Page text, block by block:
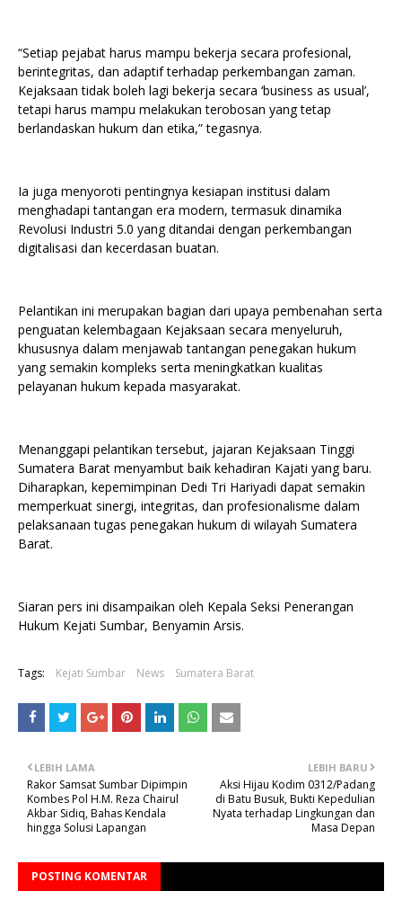
“Setiap pejabat harus mampu bekerja secara profesional,
berintegritas, dan adaptif terhadap perkembangan zaman.
Kejaksaan tidak boleh lagi bekerja secara ‘business as usual’,
tetapi harus mampu melakukan terobosan yang tetap
berlandaskan hukum dan etika,” tegasnya.
Ia juga menyoroti pentingnya kesiapan institusi dalam
menghadapi tantangan era modern, termasuk dinamika
Revolusi Industri 5.0 yang ditandai dengan perkembangan
digitalisasi dan kecerdasan buatan.
Pelantikan ini merupakan bagian dari upaya pembenahan serta
penguatan kelembagaan Kejaksaan secara menyeluruh,
khususnya dalam menjawab tantangan penegakan hukum
yang semakin kompleks serta meningkatkan kualitas
pelayanan hukum kepada masyarakat.
Menanggapi pelantikan tersebut, jajaran Kejaksaan Tinggi
Sumatera Barat menyambut baik kehadiran Kajati yang baru.
Diharapkan, kepemimpinan Dedi Tri Hariyadi dapat semakin
memperkuat sinergi, integritas, dan profesionalisme dalam
pelaksanaan tugas penegakan hukum di wilayah Sumatera
Barat.
Siaran pers ini disampaikan oleh Kepala Seksi Penerangan
Hukum Kejati Sumbar, Benyamin Arsis.
Tags: Kejati Sumbar News Sumatera Barat
LEBIH BARU
Aksi Hijau Kodim 0312/Padang
di Batu Busuk, Bukti Kepedulian
Nyata terhadap Lingkungan dan
Masa Depan
LEBIH LAMA
Rakor Samsat Sumbar Dipimpin
Kombes Pol H.M. Reza Chairul
Akbar Sidiq, Bahas Kendala
hingga Solusi Lapangan
POSTING KOMENTAR